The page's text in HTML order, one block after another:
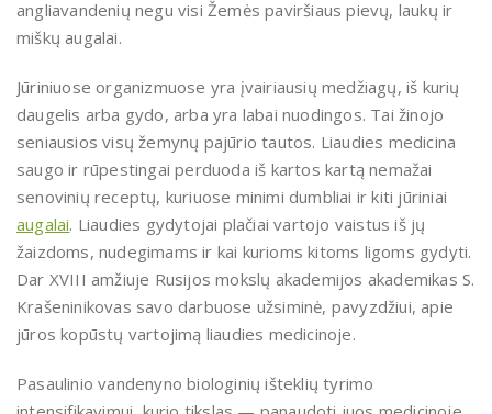
angliavandenių negu visi Žemės paviršiaus pievų, laukų ir
miškų augalai.
Jūriniuose organizmuose yra įvairiausių medžiagų, iš kurių
daugelis arba gydo, arba yra labai nuodingos. Tai žinojo
seniausios visų žemynų pajūrio tautos. Liaudies medicina
saugo ir rūpestingai perduoda iš kartos kartą nemažai
senovinių receptų, kuriuose minimi dumbliai ir kiti jūriniai
augalai. Liaudies gydytojai plačiai vartojo vaistus iš jų
žaizdoms, nudegimams ir kai kurioms kitoms ligoms gydyti.
Dar XVIII amžiuje Rusijos mokslų akademijos akademikas S.
Krašeninikovas savo darbuose užsiminė, pavyzdžiui, apie
jūros kopūstų vartojimą liaudies medicinoje.
Pasaulinio vandenyno biologinių išteklių tyrimo